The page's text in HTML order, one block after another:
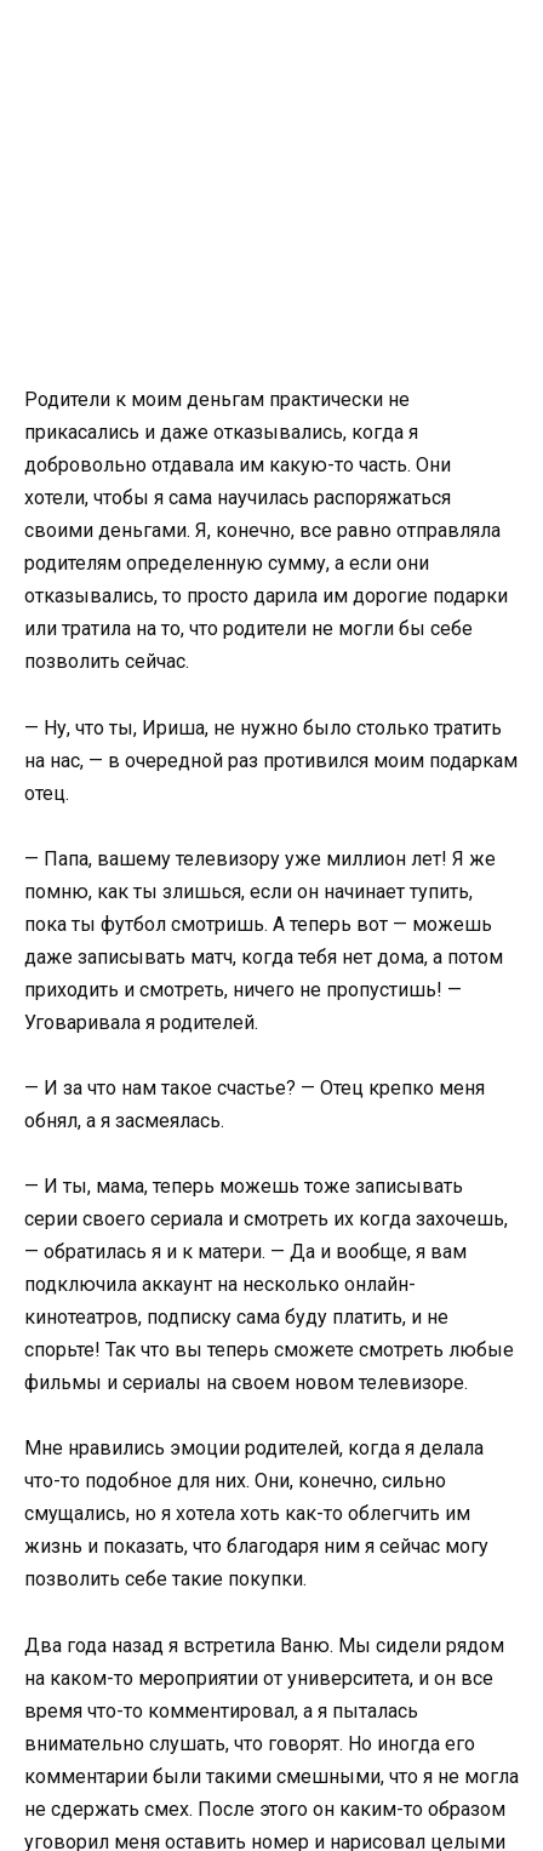
Родители к моим деньгам практически не
прикасались и даже отказывались, когда я
добровольно отдавала им какую-то часть. Они
хотели, чтобы я сама научилась распоряжаться
своими деньгами. Я, конечно, все равно отправляла
родителям определенную сумму, а если они
отказывались, то просто дарила им дорогие подарки
или тратила на то, что родители не могли бы себе
позволить сейчас.
— Ну, что ты, Ириша, не нужно было столько тратить
на нас, — в очередной раз противился моим подаркам
отец.
— Папа, вашему телевизору уже миллион лет! Я же
помню, как ты злишься, если он начинает тупить,
пока ты футбол смотришь. А теперь вот — можешь
даже записывать матч, когда тебя нет дома, а потом
приходить и смотреть, ничего не пропустишь! —
Уговаривала я родителей.
— И за что нам такое счастье? — Отец крепко меня
обнял, а я засмеялась.
— И ты, мама, теперь можешь тоже записывать
серии своего сериала и смотреть их когда захочешь,
— обратилась я и к матери. — Да и вообще, я вам
подключила аккаунт на несколько онлайн-
кинотеатров, подписку сама буду платить, и не
спорьте! Так что вы теперь сможете смотреть любые
фильмы и сериалы на своем новом телевизоре.
Мне нравились эмоции родителей, когда я делала
что-то подобное для них. Они, конечно, сильно
смущались, но я хотела хоть как-то облегчить им
жизнь и показать, что благодаря ним я сейчас могу
позволить себе такие покупки.
Два года назад я встретила Ваню. Мы сидели рядом
на каком-то мероприятии от университета, и он все
время что-то комментировал, а я пыталась
внимательно слушать, что говорят. Но иногда его
комментарии были такими смешными, что я не могла
не сдержать смех. После этого он каким-то образом
уговорил меня оставить номер и нарисовал целыми